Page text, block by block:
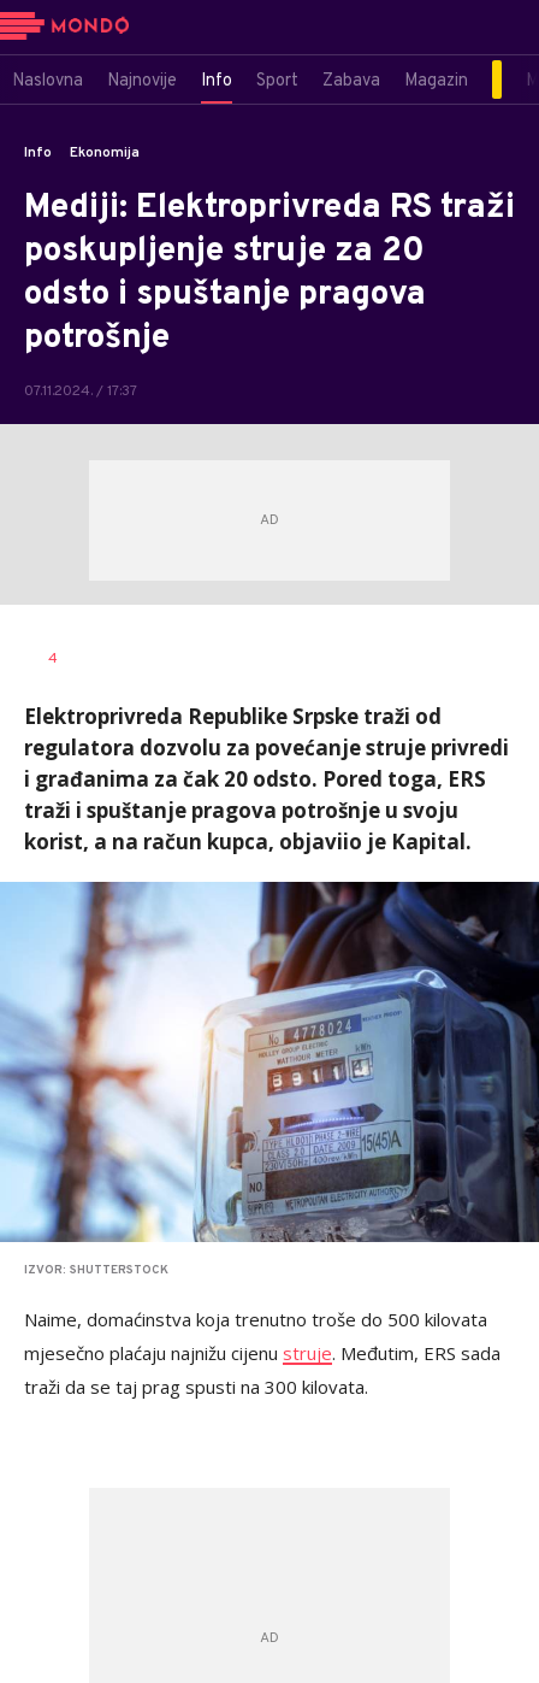
Naslovna Najnovije Info Sport Zabava Magazin
Info Ekonomija
Mediji: Elektroprivreda RS traži
poskupljenje struje za 20
odsto i spuštanje pragova
potrošnje
07.11.2024. / 17:37
AUTOR
4
Elektroprivreda Republike Srpske traži od
regulatora dozvolu za povećanje struje privredi
i građanima za čak 20 odsto. Pored toga, ERS
traži i spuštanje pragova potrošnje u svoju
korist, a na račun kupca, objaviio je Kapital.
IZVOR: SHUTTERSTOCK
Naime, domaćinstva koja trenutno troše do 500 kilovata
mjesečno plaćaju najnižu cijenu struje. Međutim, ERS sada
traži da se taj prag spusti na 300 kilovata.